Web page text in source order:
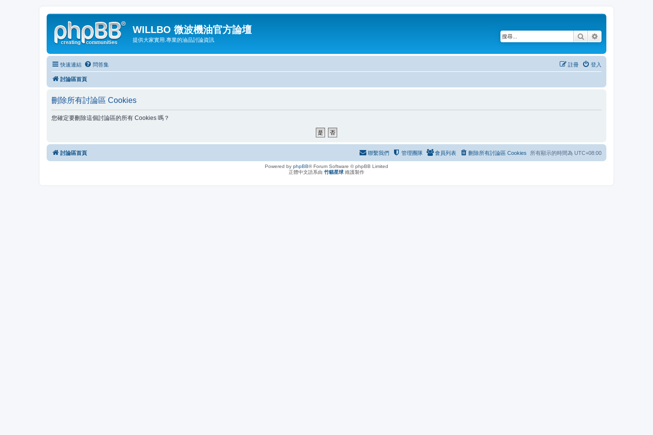
WILLBO 微波機油官方論壇
提供大家實用.專業的油品討論資訊 搜尋
快速連結 問答集 登入
註冊
討論區首頁
刪除所有討論區 Cookies
您確定要刪除這個討論區的所有 Cookies 嗎？
討論區首頁 所有顯示的時間為 UTC+08:00
刪除所有討論區 Cookies
會員列表
管理團隊
聯繫我們
Powered by phpBB® Forum Software © phpBB Limited
正體中文語系由 竹貓星球 維護製作